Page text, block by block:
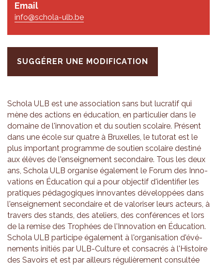
Email
info@schola-ulb.be
SUGGÉRER UNE MODIFICATION
Schola ULB est une asso­cia­tion sans but lucra­tif qui
mène des actions en édu­ca­tion, en par­ti­cu­lier dans le
domaine de l'in­no­va­tion et du sou­tien sco­laire. Pré­sent
dans une école sur quatre à Bruxelles, le tuto­rat est le
plus impor­tant pro­gramme de sou­tien sco­laire des­tiné
aux élèves de l'en­sei­gne­ment secon­daire. Tous les deux
ans, Schola ULB orga­nise éga­le­ment le Forum des Inno­
va­tions en Édu­ca­tion qui a pour objec­tif d'iden­ti­fier les
pra­tiques péda­go­giques inno­vantes déve­lop­pées dans
l'en­sei­gne­ment secon­daire et de valo­ri­ser leurs acteurs, à
tra­vers des stands, des ate­liers, des confé­rences et lors
de la remise des Tro­phées de l'In­no­va­tion en Édu­ca­tion.
Schola ULB par­ti­cipe éga­le­ment à l'or­ga­ni­sa­tion d'évé­
ne­ments ini­tiés par ULB-Culture et consa­crés à l'His­toire
des Savoirs et est par ailleurs régu­liè­re­ment consul­tée